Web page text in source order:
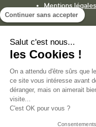
Continuer sans accepter
Salut c'est nous...
les Cookies !
On a attendu d'être sûrs que
ce site vous intéresse avant
déranger, mais on aimerait
visite...
C'est OK pour vous ?
Mentions légales
Législation
Facebook
COPYRIGHT © 2013-